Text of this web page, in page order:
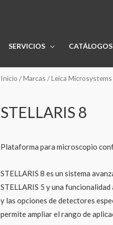
SERVICIOS
Inicio /Marcas /Leica Microsystems
STELLARIS 8
Plataforma para microscopio
STELLARIS 8 es un sistema
STELLARIS 5 y una
y las opciones de detectores
permite ampliar el rango de